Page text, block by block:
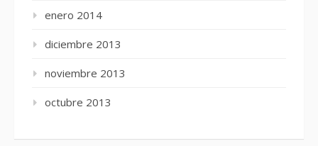
enero 2014
diciembre 2013
noviembre 2013
octubre 2013